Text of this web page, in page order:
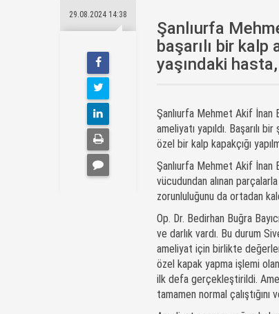
29.08.2024 14:38
Şanlıurfa
başarılı bir
yaşındaki
Şanlıurfa Mehmet Akif İnan
ameliyatı yapıldı. Başarılı
özel bir kalp kapakçığı
Şanlıurfa Mehmet Akif İnan
vücudundan alınan
zorunluluğunu da ortadan
Op. Dr. Bedirhan Buğra
ve darlık vardı. Bu durum
ameliyat için birlikte
özel kapak yapma işlemi
ilk defa gerçekleştirildi.
tamamen normal